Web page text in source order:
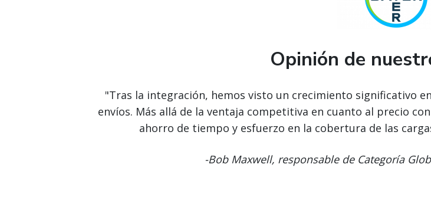
Opinión de
"Tras la integración, hemos visto un crecimiento significativo
envíos. Más allá de la ventaja competitiva en cuanto al precio
ahorro de tiempo y esfuerzo en la cobertura de las
-Bob Maxwell, responsable de Categoría